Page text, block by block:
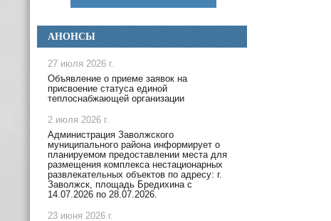
АНОНСЫ
27 июля 2026 г.
Объявление о приеме заявок на
присвоение статуса единой
теплоснабжающей организации
2 июля 2026 г.
Администрация Заволжского
муниципального района информирует о
планируемом предоставлении места для
размещения комплекса нестационарных
развлекательных объектов по адресу: г.
Заволжск, площадь Бредихина с
14.07.2026 по 28.07.2026.
23 июня 2026 г.